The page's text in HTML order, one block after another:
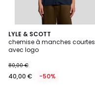
LYLE & SCOTT
chemise à manches courtes
avec logo
80,00 €
40,00 € -50%